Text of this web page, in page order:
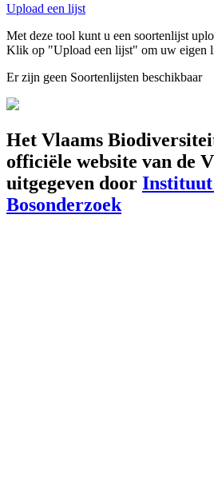
Upload een lijst
Met deze tool kunt u een soortenlijst
Klik op "Upload een lijst" om uw eigen
Er zijn geen Soortenlijsten beschikbaar
Het Vlaams
officiële website van de
uitgegeven door
Bosonderzoek